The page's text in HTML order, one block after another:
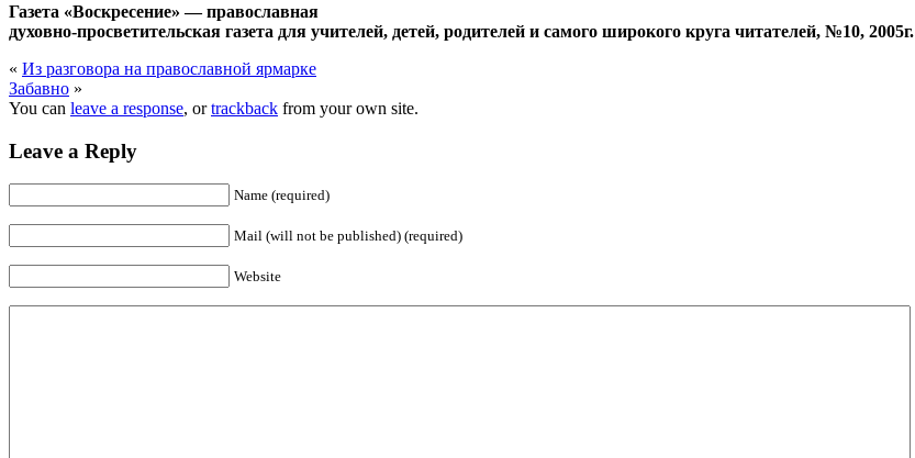
Газета «Воскресение» — православная
духовно-просветительская газета для учителей, детей, родителей и самого широкого круга читателей, №10, 2005г.
« Из разговора на православной ярмарке
Забавно »
You can leave a response, ortrackback from your own site.
Leave a Reply
Name (required)
Mail (will not be published) (required)
Website